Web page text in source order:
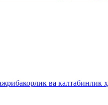
ва калтабинлик